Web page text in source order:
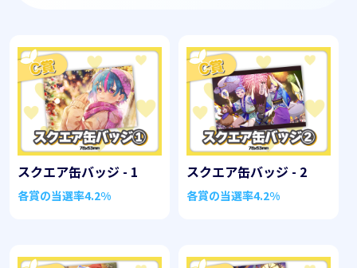
スクエア缶バッジ - 1
各賞の当選率4.2%
スクエア缶バッジ - 2
各賞の当選率4.2%